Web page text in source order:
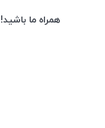
همراه ما باشید!